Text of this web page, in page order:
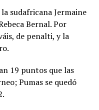
sudafricana Jermaine
Bernal. Por
de penalti, y la
19 puntos que las
Pumas se quedó